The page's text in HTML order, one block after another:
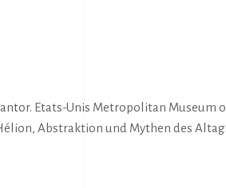
Etats-Unis Metropolitan Museum
Abstraktion und Mythen des